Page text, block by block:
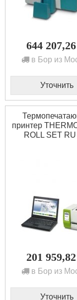
644 207,26
в Бор из
Уточнить
принтер
ROLL SET
201 959,82
в Бор из
Уточнить